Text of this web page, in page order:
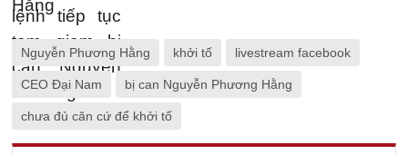
Nguyễn Phương Hằng khởi tố livestream facebook
CEO Đại Nam bị can Nguyễn Phương Hằng
chưa đủ căn cứ để khởi tố